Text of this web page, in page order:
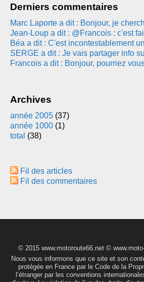
Derniers commentaires
Marc Laporte a dit : Bonjour, je
Jean-Loup a dit : @Francois : c'est
Béa a dit : C'est incontestablement
SERGE a dit : Je vais partager info
Francois a dit : Bonjour, pourriez
Archives
année 2005 (37)
année 1000 (1)
total (38)
Fil des articles
Fil des commentaires
© 2015 www.motoroute66.net ©
Nous vous informons que ce site et son
protégée en France par le Code de la
l’étranger par les conventions